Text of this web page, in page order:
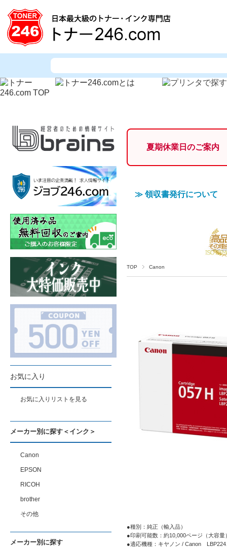
夏期休業日のご案内
≫ 領収書発行について
TOP Canon
●種別：純正（輸入品）
●印刷可能数：約10,000ページ（大容
●適応機種：キヤノン / Canon LBP224
お気に入り
お気に入りリストを見る
メーカー別に探す＜インク＞
Canon
EPSON
RICOH
brother
その他
メーカー別に探す